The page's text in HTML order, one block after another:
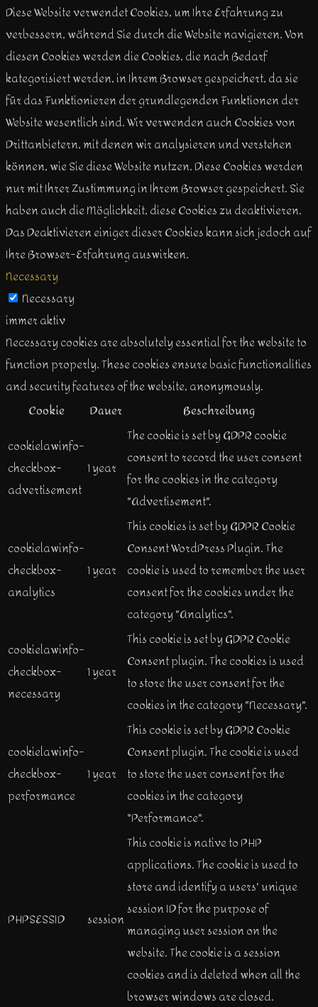
Diese Website verwendet Cookies, um Ihre Erfahrung zu
verbessern, während Sie durch die Website navigieren. Von
diesen Cookies werden die Cookies, die nach Bedarf
kategorisiert werden, in Ihrem Browser gespeichert, da sie
für das Funktionieren der grundlegenden Funktionen der
Website wesentlich sind. Wir verwenden auch Cookies von
Drittanbietern, mit denen wir analysieren und verstehen
können, wie Sie diese Website nutzen. Diese Cookies werden
nur mit Ihrer Zustimmung in Ihrem Browser gespeichert. Sie
haben auch die Möglichkeit, diese Cookies zu deaktivieren.
Das Deaktivieren einiger dieser Cookies kann sich jedoch auf
Ihre Browser-Erfahrung auswirken.
Necessary
Necessary
immer aktiv
Necessary cookies are absolutely essential for the website to
function properly. These cookies ensure basic functionalities
and security features of the website, anonymously.
Cookie
Dauer
Beschreibung
cookielawinfo-
checkbox-
advertisement
1 year
The cookie is set by GDPR cookie
consent to record the user consent
for the cookies in the category
"Advertisement".
cookielawinfo-
checkbox-
analytics
1 year
This cookies is set by GDPR Cookie
Consent WordPress Plugin. The
cookie is used to remember the user
consent for the cookies under the
category "Analytics".
cookielawinfo-
checkbox-
necessary
1 year
This cookie is set by GDPR Cookie
Consent plugin. The cookies is used
to store the user consent for the
cookies in the category "Necessary".
cookielawinfo-
checkbox-
performance
1 year
This cookie is set by GDPR Cookie
Consent plugin. The cookie is used
to store the user consent for the
cookies in the category
"Performance".
PHPSESSID session
This cookie is native to PHP
applications. The cookie is used to
store and identify a users' unique
session ID for the purpose of
managing user session on the
website. The cookie is a session
cookies and is deleted when all the
browser windows are closed.